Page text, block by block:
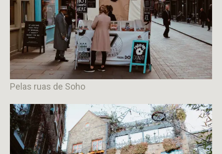
Pelas ruas de Soho